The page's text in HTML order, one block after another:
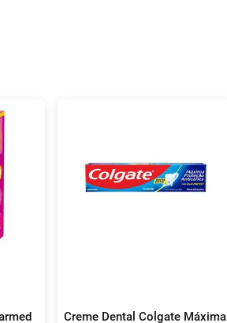
Creme Dental Colgate Máxima